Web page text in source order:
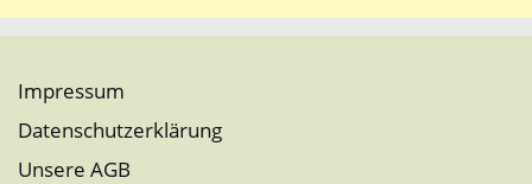
Impressum
Datenschutzerklärung
Unsere AGB